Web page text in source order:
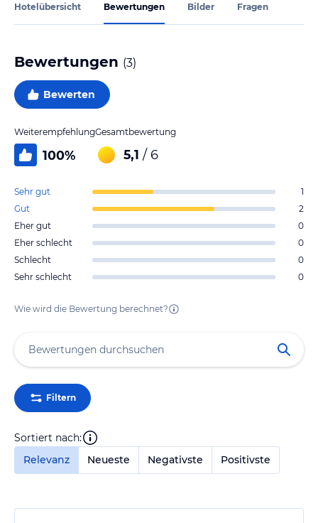
Hotelübersicht Bewertungen Bilder Fragen
Bewertungen (3)
Bewerten
Weiterempfehlung
100%
Gesamtbewertung
5,1 / 6
Sehr gut
1
Gut
2
Eher gut
0
Eher schlecht
0
Schlecht
0
Sehr schlecht
0
Wie wird die Bewertung berechnet?
Filtern
Sortiert nach:
Relevanz
Neueste Negativste Positivste